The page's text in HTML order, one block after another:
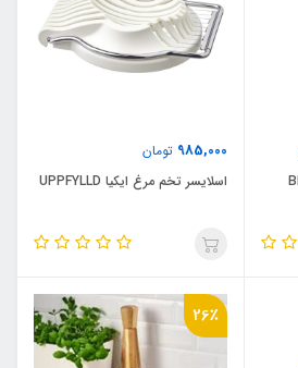
985,000 تومان
اسلایسر تخم مرغ ایکیا UPPFYLLD
26٪